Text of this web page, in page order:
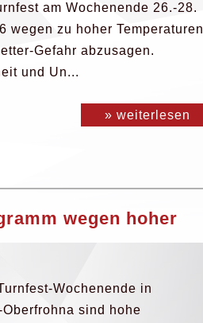
am Wochenende 26.-28.
wegen zu hoher Temperaturen
Gefahr abzusagen.
und Un...
» weiterlesen
wegen hoher
Wochenende in
Oberfrohna sind hohe